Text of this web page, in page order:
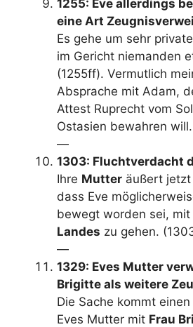
1255: Eve allerdings
eine Art
Es gehe um sehr
im Gericht niemanden
(1255ff). Vermutlich
Absprache mit Adam,
Attest Ruprecht vom
Ostasien bewahren will.
—
1303: Fluchtverdacht
Ihre Mutter äußert
dass Eve
bewegt worden sei, mit
Landes zu gehen.
—
1329: Eves Mutter
Brigitte als weitere
Die Sache kommt
Eves Mutter mit Frau